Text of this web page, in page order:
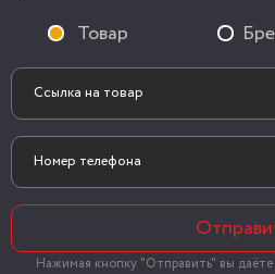
Товар
Нажимая кнопку "Отправить" вы даёте